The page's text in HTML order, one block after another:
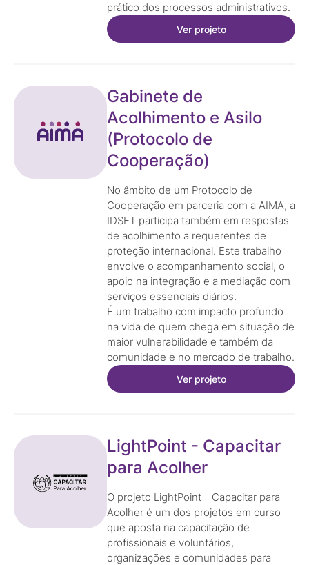
prático dos processos administrativos.
Ver projeto
Gabinete de
Acolhimento e Asilo
(Protocolo de
Cooperação)
No âmbito de um Protocolo de
Cooperação em parceria com a AIMA, a
IDSET participa também em respostas
de acolhimento a requerentes de
proteção internacional. Este trabalho
envolve o acompanhamento social, o
apoio na integração e a mediação com
serviços essenciais diários.
É um trabalho com impacto profundo
na vida de quem chega em situação de
maior vulnerabilidade e também da
comunidade e no mercado de trabalho.
Ver projeto
LightPoint - Capacitar
para Acolher
O projeto LightPoint - Capacitar para
Acolher é um dos projetos em curso
que aposta na capacitação de
profissionais e voluntários,
organizações e comunidades para